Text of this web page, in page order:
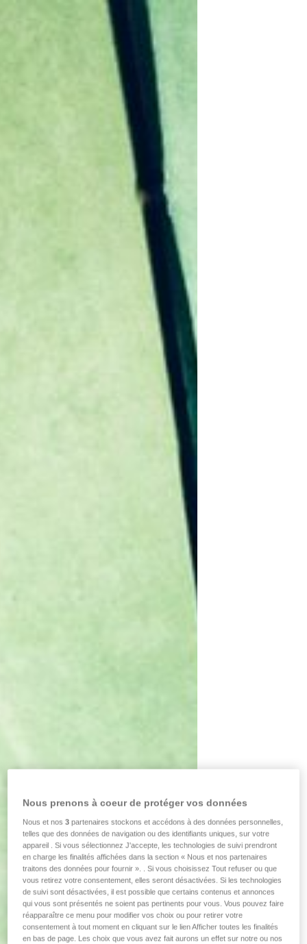
Nous prenons à coeur de protéger vos données
Nous et nos3 partenaires stockons et accédons à des données personnelles,
telles que des données de navigation ou des identifiants uniques, sur votre
appareil . Si vous sélectionnez J'accepte, les technologies de suivi prendront
en charge les finalités affichées dans la section « Nous et nos partenaires
traitons des données pour fournir ». . Si vous choisissez Tout refuser ou que
vous retirez votre consentement, elles seront désactivées. Si les technologies
de suivi sont désactivées, il est possible que certains contenus et annonces
qui vous sont présentés ne soient pas pertinents pour vous. Vous pouvez faire
réapparaître ce menu pour modifier vos choix ou pour retirer votre
consentement à tout moment en cliquant sur le lien Afficher toutes les finalités
en bas de page. Les choix que vous avez fait aurons un effet sur notre ou nos